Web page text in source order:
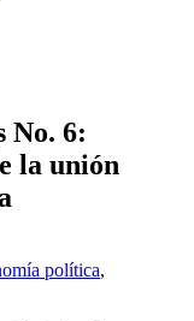
No. 6:
la unión
política,